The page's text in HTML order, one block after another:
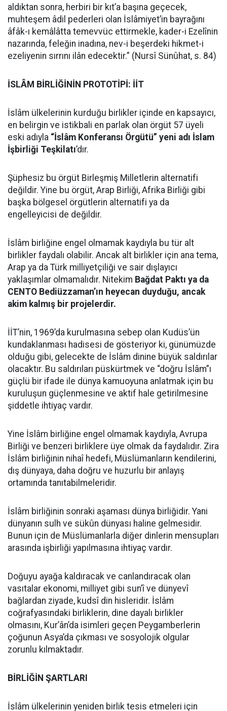
aldıktan sonra, herbiri bir kıt’a başına geçecek,
muhteşem âdil pederleri olan İslâmiyet’in bayrağını
âfâk-ı kemâlâtta temevvüc ettirmekle, kader-i Ezelînin
nazarında, feleğin inadına, nev-i beşerdeki hikmet-i
ezeliyenin sırrını ilân edecektir.” (Nursî Sünûhat, s. 84)
İSLÂM BİRLİĞİNİN PROTOTİPİ: İİT
İslâm ülkelerinin kurduğu birlikler içinde en kapsayıcı,
en belirgin ve istikbali en parlak olan örgüt 57 üyeli
eski adıyla “İslâm Konferansı Örgütü” yeni adı İslam
İşbirliği Teşkilatı’dır.
Şüphesiz bu örgüt Birleşmiş Milletlerin alternatifi
değildir. Yine bu örgüt, Arap Birliği, Afrika Birliği gibi
başka bölgesel örgütlerin alternatifi ya da
engelleyicisi de değildir.
İslâm birliğine engel olmamak kaydıyla bu tür alt
birlikler faydalı olabilir. Ancak alt birlikler için ana tema,
Arap ya da Türk milliyetçiliği ve sair dışlayıcı
yaklaşımlar olmamalıdır. Nitekim Bağdat Paktı ya da
CENTO Bediüzzaman’ın heyecan duyduğu, ancak
akim kalmış bir projelerdir.
İİT’nin, 1969’da kurulmasına sebep olan Kudüs’ün
kundaklanması hadisesi de gösteriyor ki, günümüzde
olduğu gibi, gelecekte de İslâm dinine büyük saldırılar
olacaktır. Bu saldırıları püskürtmek ve “doğru İslâm”ı
güçlü bir ifade ile dünya kamuoyuna anlatmak için bu
kuruluşun güçlenmesine ve aktif hale getirilmesine
şiddetle ihtiyaç vardır.
Yine İslâm birliğine engel olmamak kaydıyla, Avrupa
Birliği ve benzeri birliklere üye olmak da faydalıdır. Zira
İslâm birliğinin nihaî hedefi, Müslümanların kendilerini,
dış dünyaya, daha doğru ve huzurlu bir anlayış
ortamında tanıtabilmeleridir.
İslâm birliğinin sonraki aşaması dünya birliğidir. Yani
dünyanın sulh ve sükûn dünyası haline gelmesidir.
Bunun için de Müslümanlarla diğer dinlerin mensupları
arasında işbirliği yapılmasına ihtiyaç vardır.
Doğuyu ayağa kaldıracak ve canlandıracak olan
vasıtalar ekonomi, milliyet gibi sun’î ve dünyevî
bağlardan ziyade, kudsî din hisleridir. İslâm
coğrafyasındaki birliklerin, dine dayalı birlikler
olmasını, Kur’ân’da isimleri geçen Peygamberlerin
çoğunun Asya’da çıkması ve sosyolojik olgular
zorunlu kılmaktadır.
BİRLİĞİN ŞARTLARI
İslâm ülkelerinin yeniden birlik tesis etmeleri için